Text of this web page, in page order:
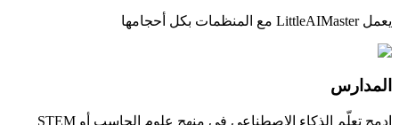
يعمل LittleAIMaster مع المنظمات بكل أحجامها
المدارس
ادمج تعلّم الذكاء الاصطناعي في منهج علوم الحاسب أو STEM